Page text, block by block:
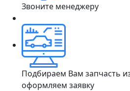
Звоните менеджеру
Подбираем Вам запчасть
оформляем заявку